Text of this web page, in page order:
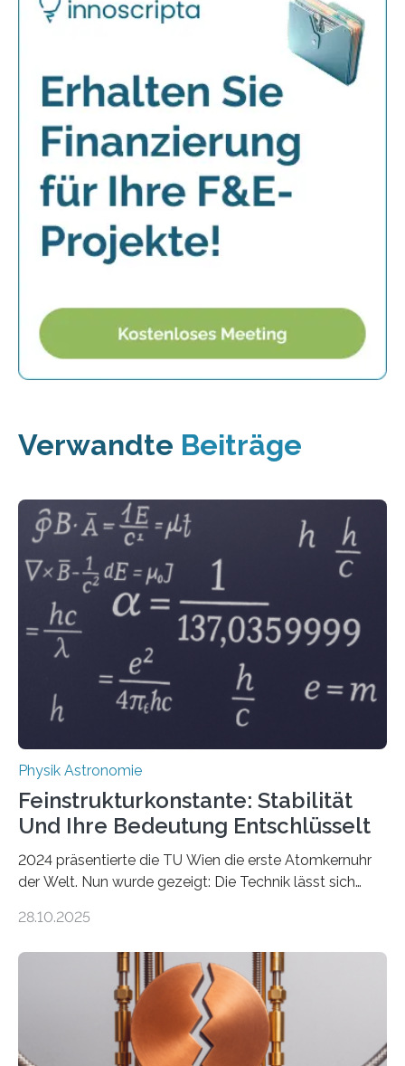
Verwandte Beiträge
Physik Astronomie
Feinstrukturkonstante: Stabilität
Und Ihre Bedeutung Entschlüsselt
2024 präsentierte die TU Wien die erste Atomkernuhr
der Welt. Nun wurde gezeigt: Die Technik lässt sich
fundamentalen Physik nachzugehen. Thorium-
Messungen verwenden. Das hatte man jahrzehntelang
vermutet, weltweit war nach den passenden
Atomkern-Zuständen gesucht worden, 2024 gelang
einem Team der TU Wien mit Unterstützung
internationaler Partner der entscheidende Durchbruch:
28.10.2025